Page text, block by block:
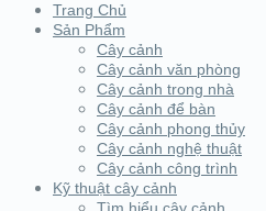
Trang Chủ
Sản Phẩm
Cây cảnh
Cây cảnh văn phòng
Cây cảnh trong nhà
Cây cảnh để bàn
Cây cảnh phong thủy
Cây cảnh nghệ thuật
Cây cảnh công trình
Kỹ thuật cây cảnh